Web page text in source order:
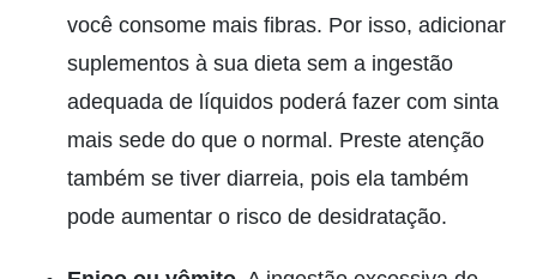
você consome mais fibras. Por isso, adicionar
suplementos à sua dieta sem a ingestão
adequada de líquidos poderá fazer com sinta
mais sede do que o normal. Preste atenção
também se tiver diarreia, pois ela também
pode aumentar o risco de desidratação.